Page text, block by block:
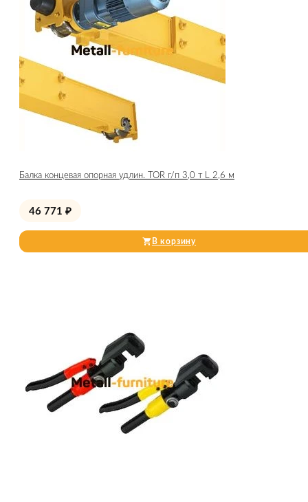
Балка концевая опорная удлин. TOR г/п 3,0 т L 2,6 м
46 771 ₽
В корзину